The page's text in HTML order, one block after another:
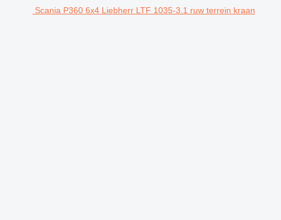
Scania P360 6x4 Liebherr LTF 1035-3.1 ruw terrein kraan